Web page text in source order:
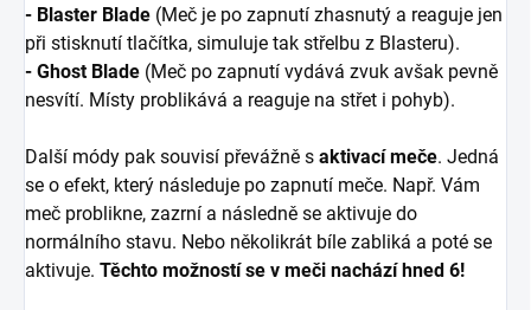
- Blaster Blade (Meč je po zapnutí zhasnutý a reaguje jen
při stisknutí tlačítka, simuluje tak střelbu z Blasteru).
- Ghost Blade (Meč po zapnutí vydává zvuk avšak pevně
nesvítí. Místy problikává a reaguje na střet i pohyb).
Další módy pak souvisí převážně s aktivací meče. Jedná
se o efekt, který následuje po zapnutí meče. Např. Vám
meč problikne, zazrní a následně se aktivuje do
normálního stavu. Nebo několikrát bíle zabliká a poté se
aktivuje. Těchto možností se v meči nachází hned 6!